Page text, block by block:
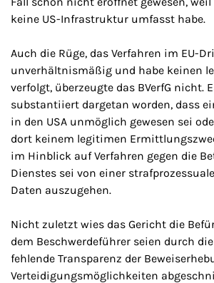
keine US-Infrastruktur umfasst habe.
Auch die Rüge, das Verfahren im EU-
unverhältnismäßig und habe keinen
verfolgt, überzeugte das BVerfG nicht.
substantiiert dargetan worden, dass
in den USA unmöglich gewesen sei
dort keinem legitimen
im Hinblick auf Verfahren gegen die
Dienstes sei von einer
Daten auszugehen.
Nicht zuletzt wies das Gericht die
dem Beschwerdeführer seien durch
fehlende Transparenz der
Verteidigungsmöglichkeiten